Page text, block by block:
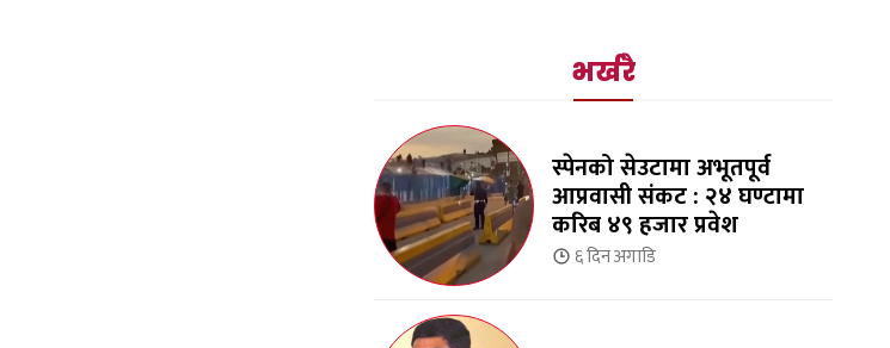
भर्खरै
स्पेनको सेउटामा अभूतपूर्व
आप्रवासी संकट : २४ घण्टामा
करिब ४९ हजार प्रवेश
६ दिनअगाडि